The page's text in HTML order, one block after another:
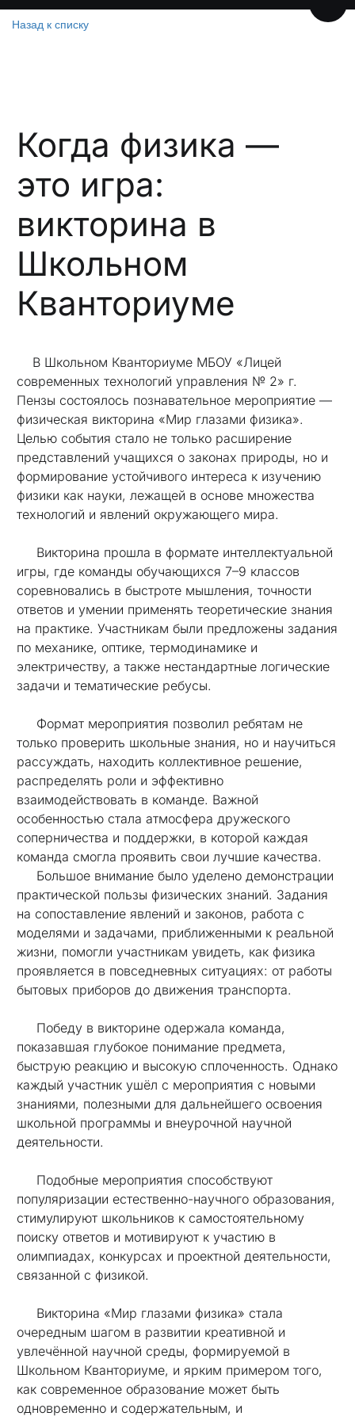
Назад к списку
Когда физика —
это игра:
викторина в
Школьном
Кванториуме
В Школьном Кванториуме МБОУ «Лицей
современных технологий управления № 2» г.
Пензы состоялось познавательное мероприятие —
физическая викторина «Мир глазами физика».
Целью события стало не только расширение
представлений учащихся о законах природы, но и
формирование устойчивого интереса к изучению
физики как науки, лежащей в основе множества
технологий и явлений окружающего мира.
Викторина прошла в формате интеллектуальной
игры, где команды обучающихся 7–9 классов
соревновались в быстроте мышления, точности
ответов и умении применять теоретические знания
на практике. Участникам были предложены задания
по механике, оптике, термодинамике и
электричеству, а также нестандартные логические
задачи и тематические ребусы.
Формат мероприятия позволил ребятам не
только проверить школьные знания, но и научиться
рассуждать, находить коллективное решение,
распределять роли и эффективно
взаимодействовать в команде. Важной
особенностью стала атмосфера дружеского
соперничества и поддержки, в которой каждая
команда смогла проявить свои лучшие качества.
Большое внимание было уделено демонстрации
практической пользы физических знаний. Задания
на сопоставление явлений и законов, работа с
моделями и задачами, приближенными к реальной
жизни, помогли участникам увидеть, как физика
проявляется в повседневных ситуациях: от работы
бытовых приборов до движения транспорта.
Победу в викторине одержала команда,
показавшая глубокое понимание предмета,
быструю реакцию и высокую сплоченность. Однако
каждый участник ушёл с мероприятия с новыми
знаниями, полезными для дальнейшего освоения
школьной программы и внеурочной научной
деятельности.
Подобные мероприятия способствуют
популяризации естественно-научного образования,
стимулируют школьников к самостоятельному
поиску ответов и мотивируют к участию в
олимпиадах, конкурсах и проектной деятельности,
связанной с физикой.
Викторина «Мир глазами физика» стала
очередным шагом в развитии креативной и
увлечённой научной среды, формируемой в
Школьном Кванториуме, и ярким примером того,
как современное образование может быть
одновременно и содержательным, и